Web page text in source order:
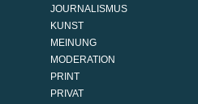
JOURNALISMUS
KUNST
MEINUNG
MODERATION
PRINT
PRIVAT